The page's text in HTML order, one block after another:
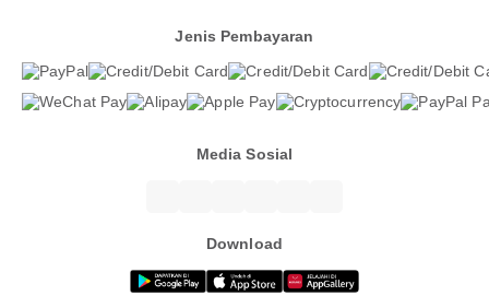
Jenis Pembayaran
Media Sosial
Download